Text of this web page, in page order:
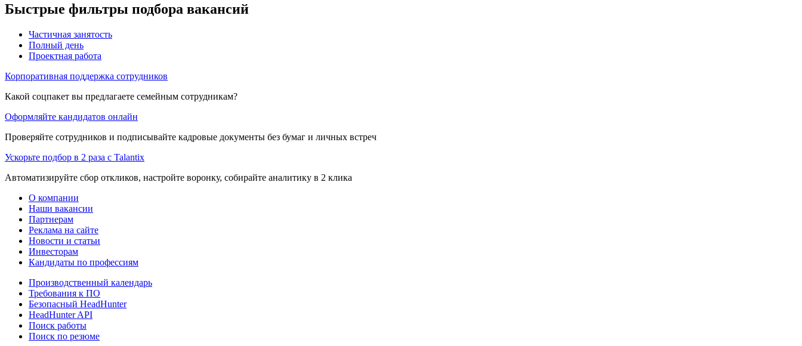
Быстрые фильтры подбора вакансий
Частичная занятость
Полный день
Проектная работа
Корпоративная поддержка сотрудников
Какой соцпакет вы предлагаете семейным сотрудникам?
Оформляйте кандидатов онлайн
Проверяйте сотрудников и подписывайте кадровые документы без бумаг и личных встреч
Ускорьте подбор в 2 раза с Talantix
Автоматизируйте сбор откликов, настройте воронку, собирайте аналитику в 2 клика
О компании
Наши вакансии
Партнерам
Реклама на сайте
Новости и статьи
Инвесторам
Кандидаты по профессиям
Производственный календарь
Требования к ПО
Безопасный HeadHunter
HeadHunter API
Поиск работы
Поиск по резюме